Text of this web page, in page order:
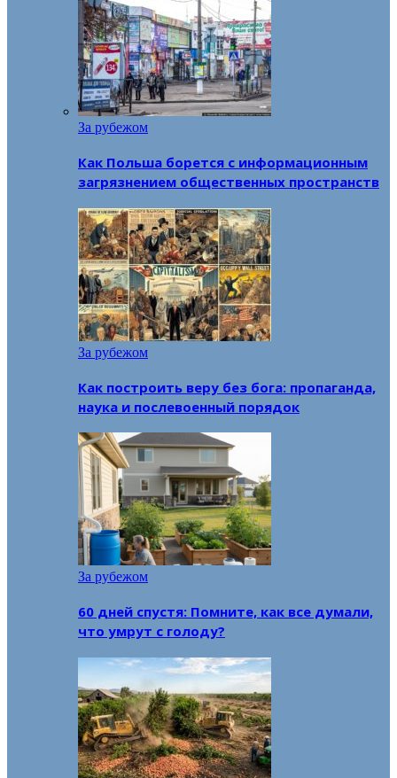
За рубежом
Как Польша борется с информационным
загрязнением общественных пространств
За рубежом
Как построить веру без бога: пропаганда,
наука и послевоенный порядок
За рубежом
60 дней спустя: Помните, как все думали,
что умрут с голоду?